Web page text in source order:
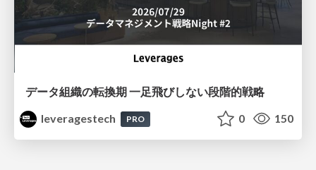
データ組織の転換期 一足飛びしない段階的戦略
leveragestech
PRO 0 150